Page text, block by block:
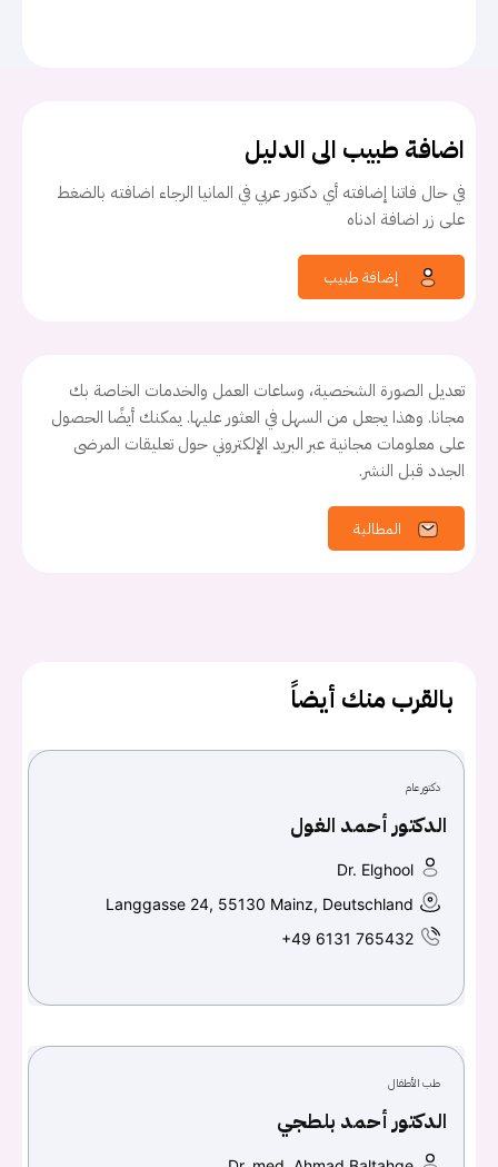
اضافة طبيب الى الدليل
في حال فاتنا إضافته أي دكتور عربي في المانيا الرجاء اضافته بالضغط
على زر اضافة ادناه
تعديل الصورة الشخصية، وساعات العمل والخدمات الخاصة بك
مجانا. وهذا يجعل من السهل في العثور عليها. يمكنك أيضًا الحصول
على معلومات مجانية عبر البريد الإلكتروني حول تعليقات المرضى
الجدد قبل النشر.
المطالبة
بالقرب منك أيضاً
دكتور عام
الدكتور أحمد الغول
Dr. Elghool
Langgasse 24, 55130 Mainz, Deutschland
+49 6131 765432
طب الأطفال
الدكتور أحمد بلطجي